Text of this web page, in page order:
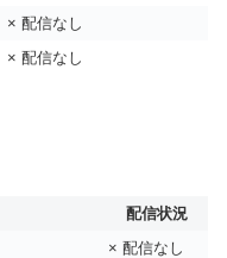
× 配信なし
× 配信なし
配信状況
× 配信なし